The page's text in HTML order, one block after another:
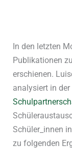
In den letzten
Publikationen
erschienen.
analysiert in der
Schüler_innen
zu folgenden